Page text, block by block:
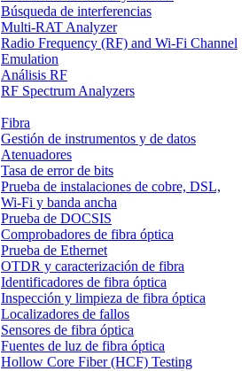
Búsqueda de interferencias
Multi-RAT Analyzer
Radio Frequency (RF) and Wi-Fi Channel
Emulation
Análisis RF
RF Spectrum Analyzers
Fibra
Gestión de instrumentos y de datos
Atenuadores
Tasa de error de bits
Prueba de instalaciones de cobre, DSL,
Wi-Fi y banda ancha
Prueba de DOCSIS
Comprobadores de fibra óptica
Prueba de Ethernet
OTDR y caracterización de fibra
Identificadores de fibra óptica
Inspección y limpieza de fibra óptica
Localizadores de fallos
Sensores de fibra óptica
Fuentes de luz de fibra óptica
Hollow Core Fiber (HCF) Testing